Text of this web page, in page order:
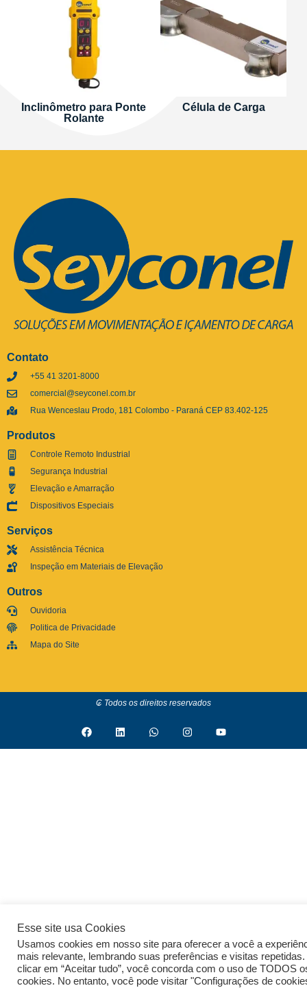
Inclinômetro para Ponte
Rolante
Célula de Carga
Contato
+55 41 3201-8000
comercial@seyconel.com.br
Rua Wenceslau Prodo, 181 Colombo - Paraná CEP 83.402-125
Produtos
Controle Remoto Industrial
Segurança Industrial
Elevação e Amarração
Dispositivos Especiais
Serviços
Assistência Técnica
Inspeção em Materiais de Elevação
Outros
Ouvidoria
Politica de Privacidade
Mapa do Site
₢ Todos os direitos reservados
Esse site usa Cookies
Usamos cookies em nosso site para oferecer a você a
mais relevante, lembrando suas preferências e visitas repetidas.
clicar em “Aceitar tudo”, você concorda com o uso de TODOS
cookies. No entanto, você pode visitar "Configurações de